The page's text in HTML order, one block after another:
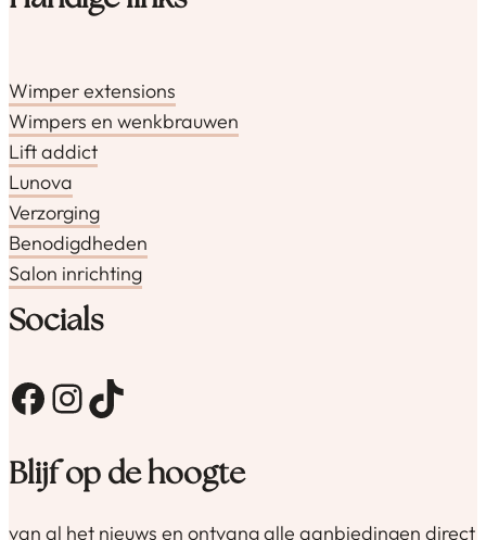
Wimper extensions
Wimpers en wenkbrauwen
Lift addict
Lunova
Verzorging
Benodigdheden
Salon inrichting
Socials
Facebook InstagramTikTok
Blijf op de hoogte
van al het nieuws en ontvang alle aanbiedingen direct